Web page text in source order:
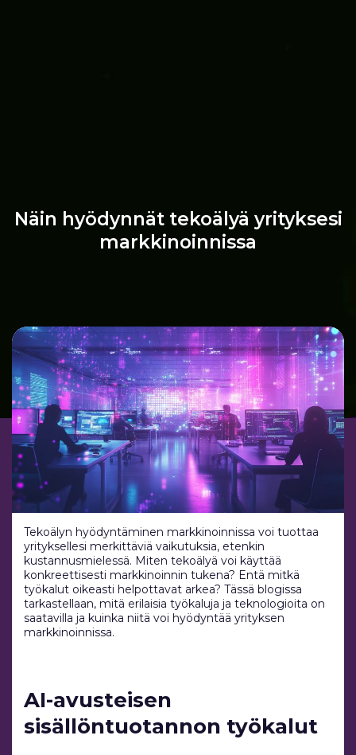
Näin hyödynnät tekoälyä yrityksesi
markkinoinnissa
Tekoälyn hyödyntäminen markkinoinnissa voi tuottaa
yrityksellesi merkittäviä vaikutuksia, etenkin
kustannusmielessä. Miten tekoälyä voi käyttää
konkreettisesti markkinoinnin tukena? Entä mitkä
työkalut oikeasti helpottavat arkea? Tässä blogissa
tarkastellaan, mitä erilaisia työkaluja ja teknologioita on
saatavilla ja kuinka niitä voi hyödyntää yrityksen
markkinoinnissa.
AI-avusteisen
sisällöntuotannon työkalut